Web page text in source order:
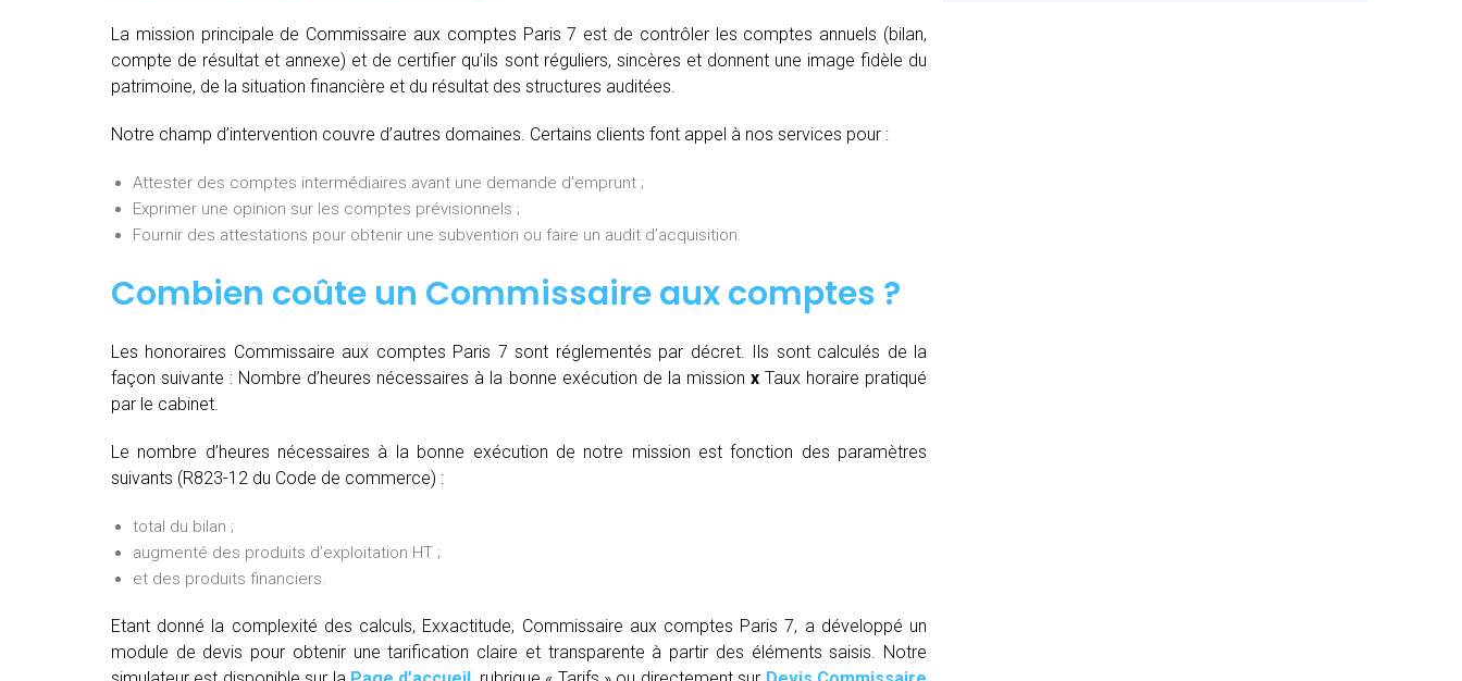
La mission principale de Commissaire aux comptes Paris 7 est de contrôler les comptes annuels (bilan,
compte de résultat et annexe) et de certifier qu’ils sont réguliers, sincères et donnent une image fidèle du
patrimoine, de la situation financière et du résultat des structures auditées.
Notre champ d’intervention couvre d’autres domaines. Certains clients font appel à nos services pour :
Attester des comptes intermédiaires avant une demande d’emprunt ;
Exprimer une opinion sur les comptes prévisionnels ;
Fournir des attestations pour obtenir une subvention ou faire un audit d’acquisition.
Combien coûte un Commissaire aux comptes ?
Les honoraires Commissaire aux comptes Paris 7 sont réglementés par décret. Ils sont calculés de la
façon suivante : Nombre d’heures nécessaires à la bonne exécution de la mission xTaux horaire pratiqué
par le cabinet.
Le nombre d’heures nécessaires à la bonne exécution de notre mission est fonction des paramètres
suivants (R823-12 du Code de commerce) :
total du bilan ;
augmenté des produits d’exploitation HT ;
et des produits financiers.
Etant donné la complexité des calculs, Exxactitude, Commissaire aux comptes Paris 7, a développé un
module de devis pour obtenir une tarification claire et transparente à partir des éléments saisis. Notre